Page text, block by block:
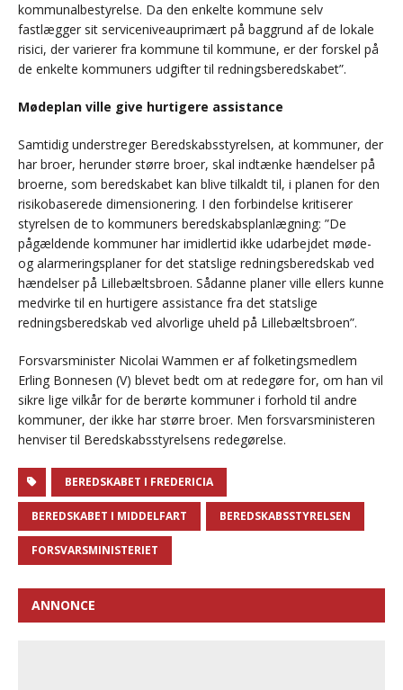
kommunalbestyrelse. Da den enkelte kommune selv
fastlægger sit serviceniveauprimært på baggrund af de lokale
risici, der varierer fra kommune til kommune, er der forskel på
de enkelte kommuners udgifter til redningsberedskabet”.
Mødeplan ville give hurtigere assistance
Samtidig understreger Beredskabsstyrelsen, at kommuner, der
har broer, herunder større broer, skal indtænke hændelser på
broerne, som beredskabet kan blive tilkaldt til, i planen for den
risikobaserede dimensionering. I den forbindelse kritiserer
styrelsen de to kommuners beredskabsplanlægning: ”De
pågældende kommuner har imidlertid ikke udarbejdet møde-
og alarmeringsplaner for det statslige redningsberedskab ved
hændelser på Lillebæltsbroen. Sådanne planer ville ellers kunne
medvirke til en hurtigere assistance fra det statslige
redningsberedskab ved alvorlige uheld på Lillebæltsbroen”.
Forsvarsminister Nicolai Wammen er af folketingsmedlem
Erling Bonnesen (V) blevet bedt om at redegøre for, om han vil
sikre lige vilkår for de berørte kommuner i forhold til andre
kommuner, der ikke har større broer. Men forsvarsministeren
henviser til Beredskabsstyrelsens redegørelse.
BEREDSKABET I FREDERICIA
BEREDSKABET I MIDDELFART BEREDSKABSSTYRELSEN
FORSVARSMINISTERIET
ANNONCE